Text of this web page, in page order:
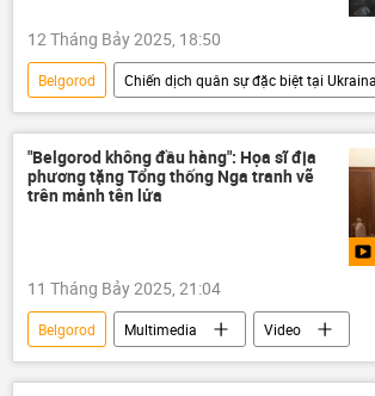
12 Tháng Bảy 2025, 18:50
Belgorod
Chiến dịch quân sự đặc biệt tại Ukraina
Nga
Bộ Ngoại giao Nga
Maria Zakharova
Ukraina
Cuộc khủng hoảng ở Ukraina
"Belgorod không đầu hàng": Họa sĩ địa
phương tặng Tổng thống Nga tranh vẽ
trên mảnh tên lửa
11 Tháng Bảy 2025, 21:04
Belgorod Multimedia
Video
Vladimir Putin
Nga